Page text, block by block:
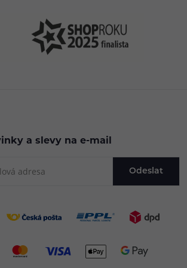
a slevy na e-mail
Odeslat